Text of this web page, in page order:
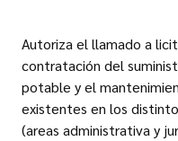
Autoriza el llamado a
contratación del
potable y el
existentes en los
(areas administrativa y